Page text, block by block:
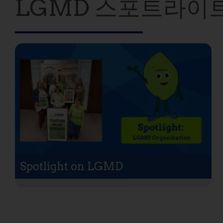
LGMD 스포트라이
Spotlight on LGMD